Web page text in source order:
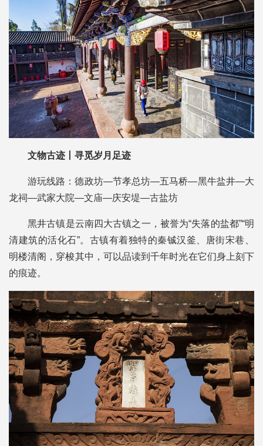
文物古迹丨寻觅岁月足迹
游玩线路：德政坊—节孝总坊—五马桥—黑牛盐井—大
龙祠—武家大院—文庙—庆安堤—古盐坊
黑井古镇是云南四大古镇之一，被誉为“失落的盐都”“明
清建筑的活化石”。古镇有着独特的秦铖汉釜、唐街宋巷、
明楼清阁，穿梭其中，可以品读到千年时光在它们身上刻下
的痕迹。